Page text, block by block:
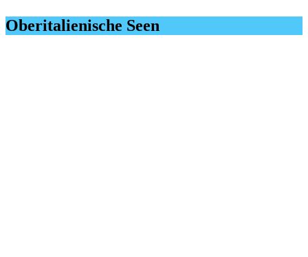
Oberitalienische Seen